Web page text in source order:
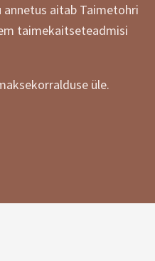
annetus aitab Taimetohri
taimekaitseteadmisi
üle.